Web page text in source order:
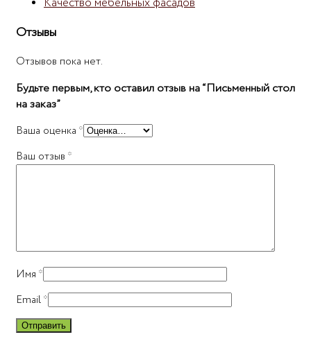
Отзывы
Отзывов пока нет.
Будьте первым, кто оставил отзыв на “Письменный стол
на заказ”
Ваша оценка *
Ваш отзыв *
Имя *
Email*